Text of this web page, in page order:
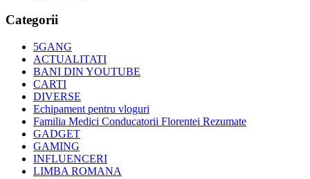
Categorii
5GANG
ACTUALITATI
BANI DIN YOUTUBE
CARTI
DIVERSE
Echipament pentru vloguri
Familia Medici Conducatorii Florentei Rezumate
GADGET
GAMING
INFLUENCERI
LIMBA ROMANA